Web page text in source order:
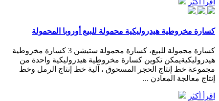
كسارة مخروطية هيدروليكية محمولة للبيع أوروبا المحمولة
كسارة محمولة للبيع، كسارة محمولة ستيشن 3 كسارة مخروطية
هيدروليكيةيمكن تكوين كسارة مخروطية هيدروليكية واحدة من
مجموعة خط إنتاج الحجر المسحوق ، آلية خط إنتاج الرمل وخط
إنتاج معالجة المعادن ...
اقرأ أكثر